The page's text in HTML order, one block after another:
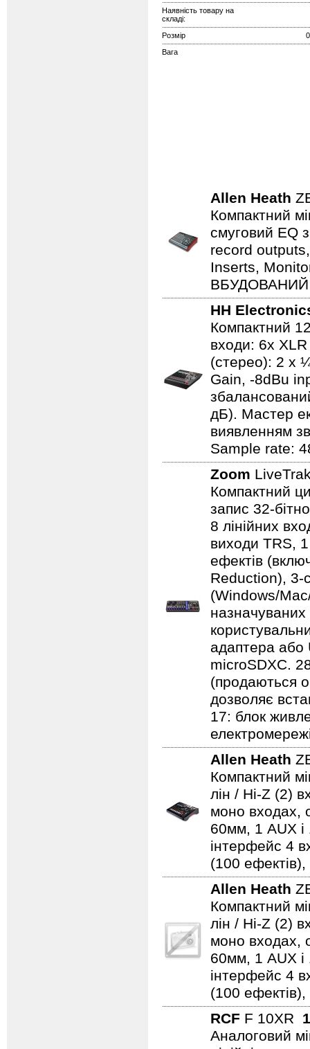
Наявність товару на
складі:
Розмір
Вага
Allen Heath
Компактний
смуговий EQ
record
Inserts,
HH
Компактний
входи: 6x
(стерео): 2 x
Gain, -8dBu
дБ). Мастер
виявленням
Sample rate:
Zoom
Компактний
запис 32-
8 лінійних
виходи TRS,
ефектів
Reduction), 3-
(Windows/
назначуваних
адаптера або
microSDXC.
(продаються
дозволяє
17: блок
Allen Heath
Компактний
лін / Hi-Z (2)
моно входах,
60мм, 1 AUX
інтерфейс 4
(100
Allen Heath
Компактний
лін / Hi-Z (2)
моно входах,
60мм, 1 AUX
інтерфейс 4
(100
RCF F 10XR
Аналоговий